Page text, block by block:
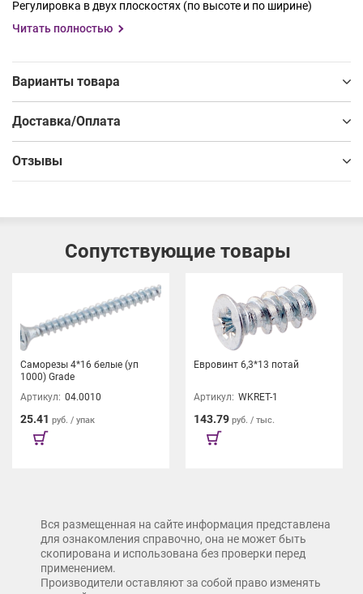
Регулировка в двух плоскостях (по высоте и по ширине)
Размерный ряд от 350мм до 500мм с шагом 50мм. Подходят
30 кг. Направляющие Grade прошли тест на 50 000 циклов
открывания и закрывания, что подтверждается гарантией 5
лет.
создания практичных решений.
Читать полностью
Варианты товара
Доставка/Оплата
Отзывы
Сопутствующие товары
Саморезы 4*16 белые (уп
1000) Grade
Артикул: 04.0010
25.41 руб. / упак
Евровинт 6,3*13 потай
Артикул: WKRET-1
143.79 руб. / тыс.
Вся размещенная на сайте информация представлена
для ознакомления справочно, она не может быть
скопирована и использована без проверки перед
применением.
Производители оставляют за собой право изменять